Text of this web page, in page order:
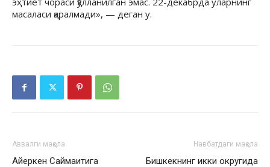
масаласи қаралмади», — деган у.
Аввалги мақола
Айеркен Саймаитига
Навбатдаги мақола
Бишкекнинг икки округида